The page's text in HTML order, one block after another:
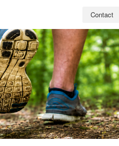
Contact